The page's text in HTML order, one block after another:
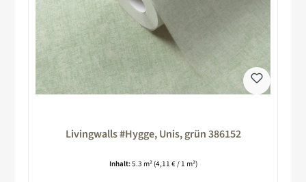
Livingwalls #Hygge, Unis, grün 386152
Inhalt:5.3 m² (4,11 € / 1 m²)